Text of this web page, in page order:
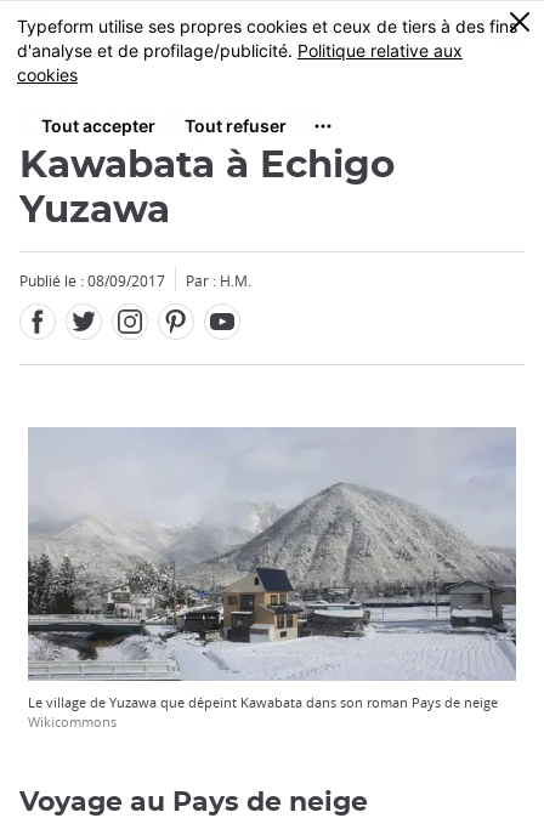
Skip
to
main
MENU
0
Dans les pas de
Kawabata à Echigo
Yuzawa
Publié le : 08/09/2017 Par : H.M.
Le village de Yuzawa que dépeint Kawabata dans son roman Pays de neige
Wikicommons
Voyage au Pays de neige
Fermer